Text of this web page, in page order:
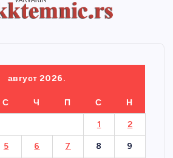
август 2026.
С Ч П С Н
1 2
5 6 7 8 9